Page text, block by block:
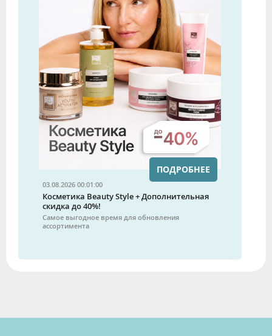
03.08.2026 00:01:00
Косметика Beauty Style + Дополнительная
скидка до 40%!
Самое выгодное время для обновления
ассортимента
ПОДРОБНЕЕ